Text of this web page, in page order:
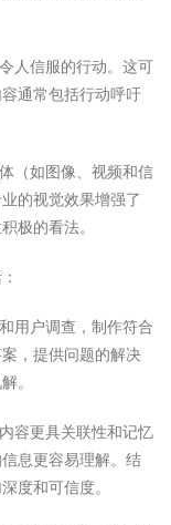
人信服的行动。这可
通常包括行动呼吁
（如图像、视频和信
的视觉效果增强了
极的看法。
用户调查，制作符合
，提供问题的解决
。
容更具关联性和记忆
息更容易理解。结
度和可信度。